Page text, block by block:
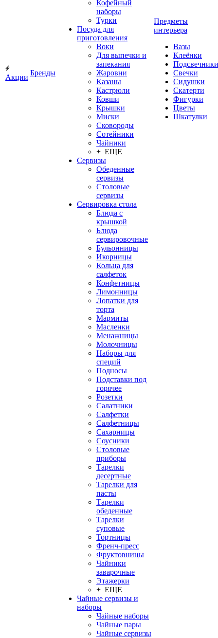
Акции
Бренды
Кофейный
наборы
Турки
Посуда для
приготовления
Воки
Для выпечки и
запекания
Жаровни
Казаны
Кастрюли
Ковши
Крышки
Миски
Сковороды
Сотейники
Чайники
+ ЕЩЕ
Сервизы
Обеденные
сервизы
Столовые
сервизы
Сервировка стола
Блюда с
крышкой
Блюда
сервировочные
Бульонницы
Икорницы
Кольца для
салфеток
Конфетницы
Лимонницы
Лопатки для
торта
Мармиты
Масленки
Менажницы
Молочницы
Наборы для
специй
Подносы
Подставки под
горячее
Розетки
Салатники
Салфетки
Салфетницы
Сахарницы
Соусники
Столовые
приборы
Тарелки
десертные
Тарелки для
пасты
Тарелки
обеденные
Тарелки
суповые
Тортницы
Френч-пресс
Фруктовницы
Чайники
заварочные
Этажерки
+ ЕЩЕ
Чайные сервизы и
наборы
Чайные наборы
Чайные пары
Чайные сервизы
Предметы
интерьера
Вазы
Клеёнки
Подсвечники
Свечки
Сидушки
Скатерти
Фигурки
Цветы
Шкатулки